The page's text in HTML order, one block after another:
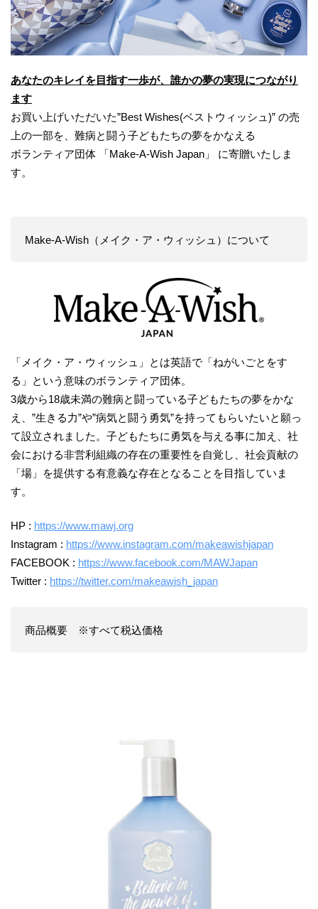
あなたのキレイを目指す一歩が、誰かの夢の実現につながり
ます
お買い上げいただいた”Best Wishes(ベストウィッシュ)” の売
上の一部を、難病と闘う子どもたちの夢をかなえる
ボランティア団体 「Make-A-Wish Japan」 に寄贈いたしま
す。
Make-A-Wish（メイク・ア・ウィッシュ）について
「メイク・ア・ウィッシュ」とは英語で「ねがいごとをす
る」という意味のボランティア団体。
3歳から18歳未満の難病と闘っている子どもたちの夢をかな
え、”生きる力”や”病気と闘う勇気”を持ってもらいたいと願っ
て設立されました。子どもたちに勇気を与える事に加え、社
会における非営利組織の存在の重要性を自覚し、社会貢献の
「場」を提供する有意義な存在となることを目指していま
す。
HP : https://www.mawj.org
Instagram : https://www.instagram.com/makeawishjapan
FACEBOOK : https://www.facebook.com/MAWJapan
Twitter : https://twitter.com/makeawish_japan
商品概要 ※すべて税込価格